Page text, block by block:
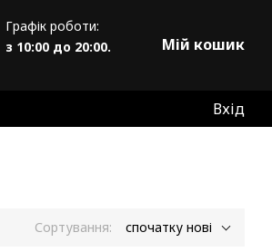
Графік роботи:
з 10:00 до 20:00.
Мій кошик
Вхід
Сортування: спочатку нові